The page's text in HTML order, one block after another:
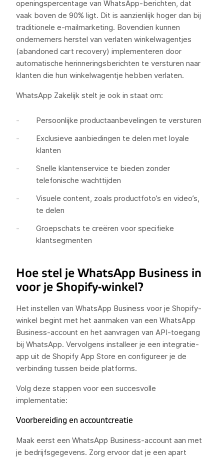
openingspercentage van WhatsApp-berichten, dat
vaak boven de 90% ligt. Dit is aanzienlijk hoger dan bij
traditionele e-mailmarketing. Bovendien kunnen
ondernemers herstel van verlaten winkelwagentjes
(abandoned cart recovery) implementeren door
automatische herinneringsberichten te versturen naar
klanten die hun winkelwagentje hebben verlaten.
WhatsApp Zakelijk stelt je ook in staat om:
Persoonlijke productaanbevelingen te versturen
Exclusieve aanbiedingen te delen met loyale
klanten
Snelle klantenservice te bieden zonder
telefonische wachttijden
Visuele content, zoals productfoto’s en video’s,
te delen
Groepschats te creëren voor specifieke
klantsegmenten
Hoe stel je WhatsApp Business in
voor je Shopify-winkel?
Het instellen van WhatsApp Business voor je Shopify-
winkel begint met het aanmaken van een WhatsApp
Business-account en het aanvragen van API-toegang
bij WhatsApp. Vervolgens installeer je een integratie-
app uit de Shopify App Store en configureer je de
verbinding tussen beide platforms.
Volg deze stappen voor een succesvolle
implementatie:
Voorbereiding en accountcreatie
Maak eerst een WhatsApp Business-account aan met
je bedrijfsgegevens. Zorg ervoor dat je een apart